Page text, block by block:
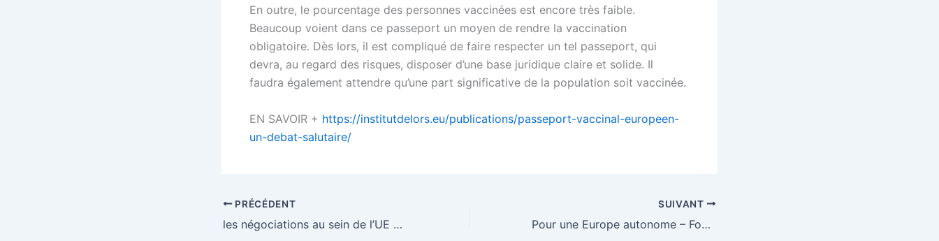
En outre, le pourcentage des personnes vaccinées est encore très faible.
Beaucoup voient dans ce passeport un moyen de rendre la vaccination
obligatoire. Dès lors, il est compliqué de faire respecter un tel passeport, qui
devra, au regard des risques, disposer d’une base juridique claire et solide. Il
faudra également attendre qu’une part significative de la population soit vaccinée.
EN SAVOIR + https://institutdelors.eu/publications/passeport-vaccinal-europeen-
un-debat-salutaire/
PRÉCÉDENT
les négociations au sein de l’UE devraient commencer « très bientôt » – EURACTIV.fr
SUIVANT
Pour une Europe autonome – Fondation RS